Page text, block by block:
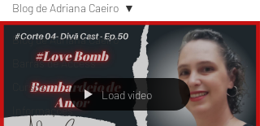
Blog de Adriana Caeiro
Barras de Access
Cursos
Informações
Blog de Adriana Caeiro
Load video